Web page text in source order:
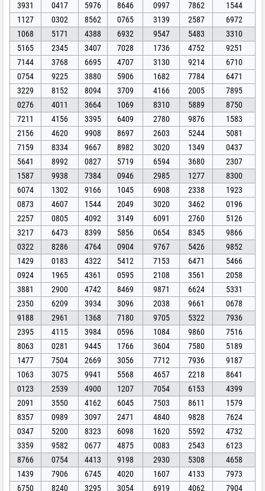
3931
0417 5976 8646 0997 7862
1544
1127
0302 8562 0765 3139 2587
6972
1068
5171 4388 6932 9547 5483
3310
5165
2345 3407 7028 1736 4752
9251
7144
3768 6695 4707 3130 9214
6710
0754
9225 3880 5906 1682 7784
6471
3229
8152 8094 3709 4166 2005
7895
0276
4011 3664 1069 8310 5889
8750
7211
4156 3395 6409 2780 9876
1583
2156
4620 9908 8697 2603 5244
5081
7159
8334 9667 8982 3020 1349
0437
5641
8992 0827 5719 6594 3680
2307
1587
9938 7384 0946 2985 1277
8300
6074
1302 9166 1045 6908 2338
1923
0873
4607 1544 2049 3020 3462
0196
2257
0805 4092 3149 6091 2760
5126
3217
6473 8399 5856 0654 8345
9866
0322
8286 4764 0904 9767 5426
9852
1429
0183 4322 5412 7153 6471
5466
0924
1965 4361 0595 2108 3561
2058
3881
2900 4742 8469 9871 6624
5331
2350
6209 3934 3096 2038 9661
0678
9188
2961 1368 7180 9705 5322
7936
2395
4115 3984 0596 1084 9860
7516
8063
0281 9445 1766 3604 7580
5189
1477
7504 2669 3056 7712 7936
9187
1063
3075 9941 5568 4657 2218
8641
0123
2539 4900 1207 7054 6153
4399
2091
3550 4162 6045 7503 8611
1579
8357
0989 3097 2471 4840 9828
7624
0347
5200 8323 6098 1620 5592
4732
3359
9582 0677 4875 0083 2543
6123
8766
0754 4413 9198 2930 5308
4658
1439
7906 6745 4020 1607 4133
7973
6750
8240 3295 3054 6919 4062 7904